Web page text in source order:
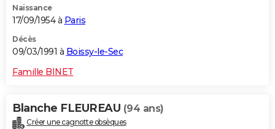
Naissance
17/09/1954 à Paris
Décès
09/03/1991 à Boissy-le-Sec
Famille BINET
Blanche FLEUREAU (94 ans)
Créer une cagnotte obsèques